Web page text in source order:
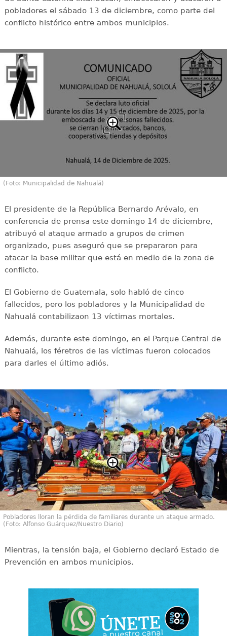
pobladores el sábado 13 de diciembre, como parte del
conflicto histórico entre ambos municipios.
(Foto: Municipalidad de Nahualá)
El presidente de la República Bernardo Arévalo, en
conferencia de prensa este domingo 14 de diciembre,
atribuyó el ataque armado a grupos de crimen
organizado, pues aseguró que se prepararon para
atacar la base militar que está en medio de la zona de
conflicto.
El Gobierno de Guatemala, solo habló de cinco
fallecidos, pero los pobladores y la Municipalidad de
Nahualá contabilizaon 13 víctimas mortales.
Además, durante este domingo, en el Parque Central de
Nahualá, los féretros de las víctimas fueron colocados
para darles el último adiós.
Pobladores lloran la pérdida de familiares durante un ataque armado.
(Foto: Alfonso Guárquez/Nuestro Diario)
Mientras, la tensión baja, el Gobierno declaró Estado de
Prevención en ambos municipios.